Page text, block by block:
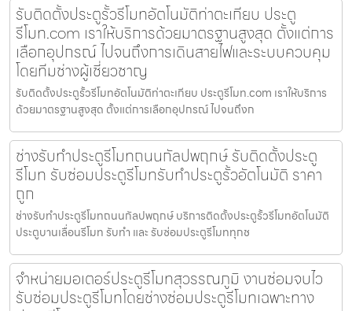
รับติดตั้งประตูรั้วรีโมทอัตโนมัติท่าตะเกียบ ประตู
รีโมท.com เราให้บริการด้วยมาตรฐานสูงสุด ตั้งแต่การ
เลือกอุปกรณ์ ไปจนถึงการเดินสายไฟและระบบควบคุม
โดยทีมช่างผู้เชี่ยวชาญ
รับติดตั้งประตูรั้วรีโมทอัตโนมัติท่าตะเกียบ ประตูรีโมท.com เราให้บริการ
ด้วยมาตรฐานสูงสุด ตั้งแต่การเลือกอุปกรณ์ ไปจนถึงก
ช่างรับทำประตูรีโมทถนนกัลปพฤกษ์ รับติดตั้งประตู
รีโมท รับซ่อมประตูรีโมทรับทำประตูรั้วอัตโนมัติ ราคา
ถูก
ช่างรับทำประตูรีโมทถนนกัลปพฤกษ์ บริการติดตั้งประตูรั้วรีโมทอัตโนมัติ
ประตูบานเลื่อนรีโมท รับทำ และ รับซ่อมประตูรีโมททุกช
จำหน่ายมอเตอร์ประตูรีโมทสุวรรณภูมิ งานซ่อมจบไว
รับซ่อมประตูรีโมทโดยช่างซ่อมประตูรีโมทเฉพาะทาง